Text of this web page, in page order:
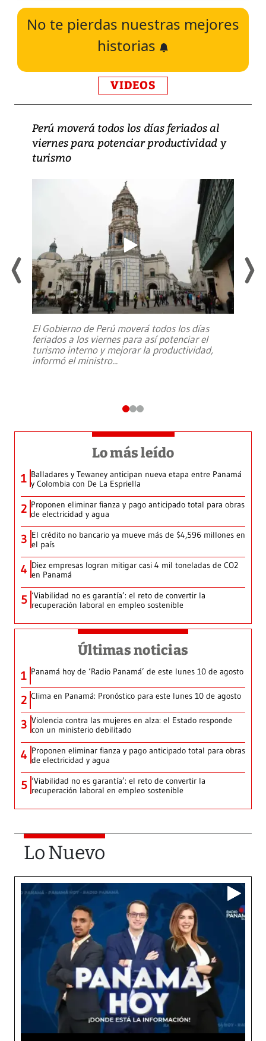
No te pierdas nuestras mejores
historias
VIDEOS
Perú moverá todos los días feriados al
viernes para potenciar productividad y
turismo
El Gobierno de Perú moverá todos los días
feriados a los viernes para así potenciar el
turismo interno y mejorar la productividad,
informó el ministro...
Lo más leído
1 Balladares y Tewaney anticipan nueva etapa entre Panamá
y Colombia con De La Espriella
2 Proponen eliminar fianza y pago anticipado total para obras
de electricidad y agua
3 El crédito no bancario ya mueve más de $4,596 millones en
el país
4 Diez empresas logran mitigar casi 4 mil toneladas de CO2
en Panamá
5 ‘Viabilidad no es garantía’: el reto de convertir la
recuperación laboral en empleo sostenible
Últimas noticias
1 Panamá hoy de ‘Radio Panamá’ de este lunes 10 de agosto
2 Clima en Panamá: Pronóstico para este lunes 10 de agosto
3 Violencia contra las mujeres en alza: el Estado responde
con un ministerio debilitado
4 Proponen eliminar fianza y pago anticipado total para obras
de electricidad y agua
5 ‘Viabilidad no es garantía’: el reto de convertir la
recuperación laboral en empleo sostenible
Lo Nuevo